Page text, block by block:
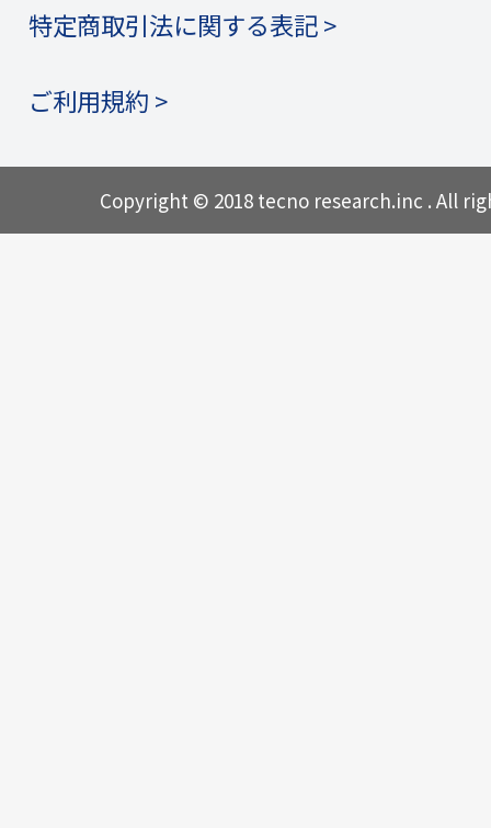
特定商取引法に関する表記 >
ご利用規約 >
Copyright © 2018 tecno research.inc . All